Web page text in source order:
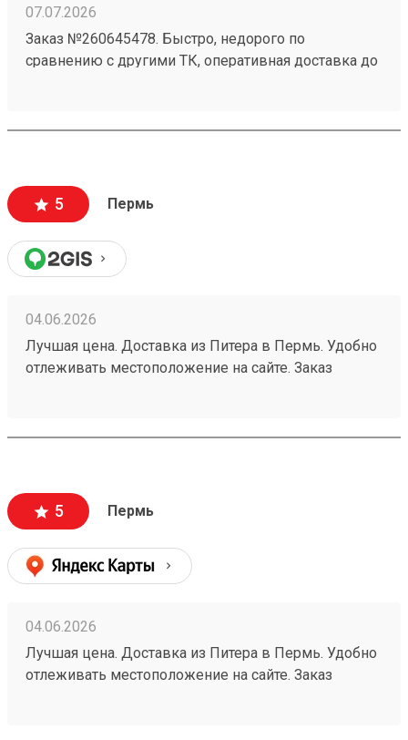
07.07.2026
Заказ №260645478. Быстро, недорого по
сравнению с другими ТК, оперативная доставка до
5 Пермь
04.06.2026
Лучшая цена. Доставка из Питера в Пермь. Удобно
отлеживать местоположение на сайте. Заказ
5 Пермь
04.06.2026
Лучшая цена. Доставка из Питера в Пермь. Удобно
отлеживать местоположение на сайте. Заказ